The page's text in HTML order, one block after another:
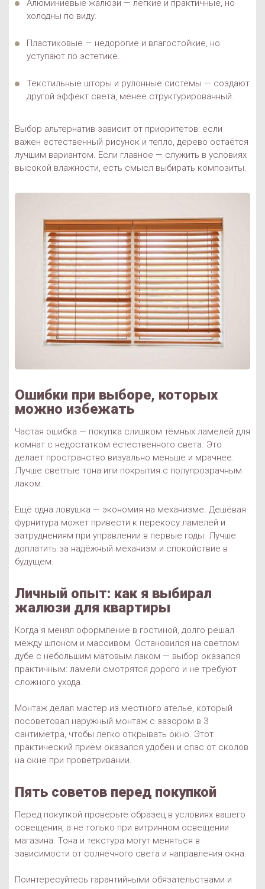
Алюминиевые жалюзи — лёгкие и практичные, но
холодны по виду.
Пластиковые — недорогие и влагостойкие, но
уступают по эстетике.
Текстильные шторы и рулонные системы — создают
другой эффект света, менее структурированный.
Выбор альтернатив зависит от приоритетов: если
важен естественный рисунок и тепло, дерево остаётся
лучшим вариантом. Если главное — служить в условиях
высокой влажности, есть смысл выбирать композиты.
Ошибки при выборе, которых
можно избежать
Частая ошибка — покупка слишком тёмных ламелей для
комнат с недостатком естественного света. Это
делает пространство визуально меньше и мрачнее.
Лучше светлые тона или покрытия с полупрозрачным
лаком.
Ещё одна ловушка — экономия на механизме. Дешёвая
фурнитура может привести к перекосу ламелей и
затруднениям при управлении в первые годы. Лучше
доплатить за надёжный механизм и спокойствие в
будущем.
Личный опыт: как я выбирал
жалюзи для квартиры
Когда я менял оформление в гостиной, долго решал
между шпоном и массивом. Остановился на светлом
дубе с небольшим матовым лаком — выбор оказался
практичным: ламели смотрятся дорого и не требуют
сложного ухода.
Монтаж делал мастер из местного ателье, который
посоветовал наружный монтаж с зазором в 3
сантиметра, чтобы легко открывать окно. Этот
практический приём оказался удобен и спас от сколов
на окне при проветривании.
Пять советов перед покупкой
Перед покупкой проверьте образец в условиях вашего
освещения, а не только при витринном освещении
магазина. Тона и текстура могут меняться в
зависимости от солнечного света и направления окна.
Поинтересуйтесь гарантийными обязательствами и